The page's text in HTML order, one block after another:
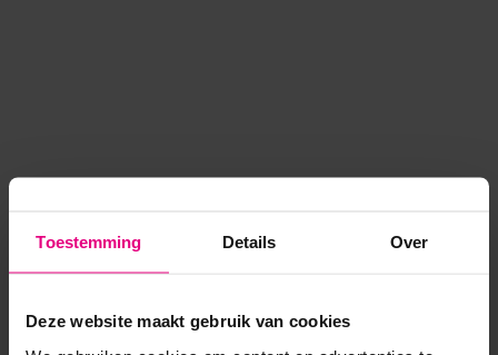
Toestemming Details Over
Deze website maakt gebruik van cookies